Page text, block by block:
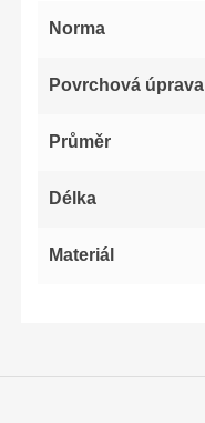
Norma
Povrchová úprava
Průměr
Délka
Materiál